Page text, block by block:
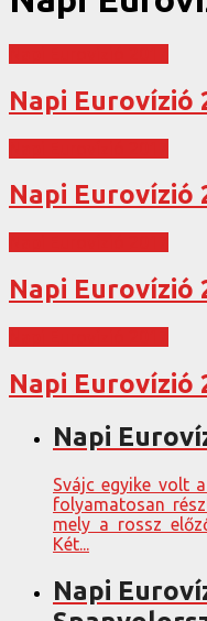
Napi Eurovízió
Napi Eurovízió
Napi Eurovízió
Napi Eurovízió
Napi
Svájc egyike volt
folyamatosan
mely a rossz
Két...
Napi